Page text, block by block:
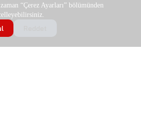
“Çerez Ayarları” bölümünden